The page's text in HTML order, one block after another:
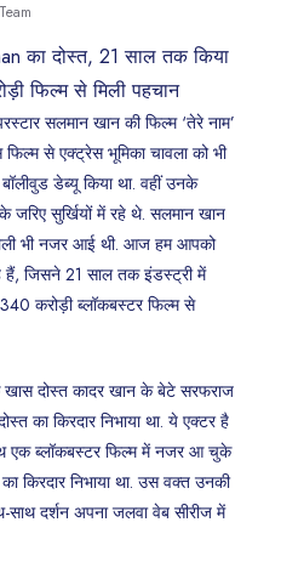
सलमान खान की फिल्म ‘तेरे नाम’
से एक्ट्रेस भूमिका चावला को भी
डेब्यू किया था. वहीं उनके
जरिए सुर्खियों में रहे थे. सलमान खान
भी नजर आई थी. आज हम आपको
हैं, जिसने 21 साल तक इंडस्ट्री में
करोड़ी ब्लॉकबस्टर फिल्म से
दोस्त कादर खान के बेटे सरफराज
का किरदार निभाया था. ये एक्टर है
एक ब्लॉकबस्टर फिल्म में नजर आ चुके
किरदार निभाया था. उस वक्त उनकी
साथ दर्शन अपना जलवा वेब सीरीज में